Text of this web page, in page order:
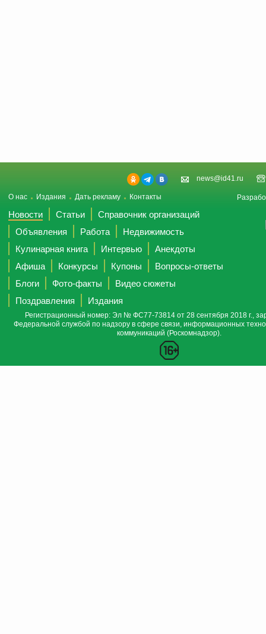
news@id41.ru
О нас Издания Дать рекламу Контакты
Новости Статьи
Справочник организаций
Объявления
Работа
Недвижимость
Кулинарная книга
Интервью
Анекдоты
Афиша
Конкурсы Купоны
Вопросы-ответы
Блоги
Фото-факты
Видео сюжеты
Поздравления
Издания
Регистрационный номер: Эл № ФС77-73814 от 28 сентября 2018 г.,
Федеральной службой по надзору в сфере связи, информационных
коммуникаций (Роскомнадзор).